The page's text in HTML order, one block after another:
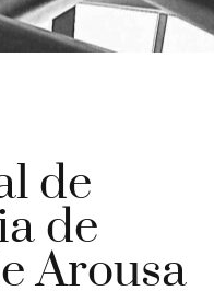
de
de
Arousa